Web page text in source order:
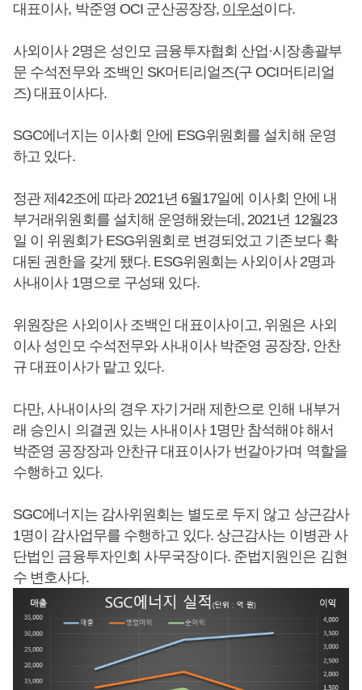
대표이사, 박준영 OCI 군산공장장, 이우성이다.
사외이사 2명은 성인모 금융투자협회 산업·시장총괄부
문 수석전무와 조백인 SK머티리얼즈(구 OCI머티리얼
즈) 대표이사다.
SGC에너지는 이사회 안에 ESG위원회를 설치해 운영
하고 있다.
정관 제42조에 따라 2021년 6월17일에 이사회 안에 내
부거래위원회를 설치해 운영해왔는데, 2021년 12월23
일 이 위원회가 ESG위원회로 변경되었고 기존보다 확
대된 권한을 갖게 됐다. ESG위원회는 사외이사 2명과
사내이사 1명으로 구성돼 있다.
위원장은 사외이사 조백인 대표이사이고, 위원은 사외
이사 성인모 수석전무와 사내이사 박준영 공장장, 안찬
규 대표이사가 맡고 있다.
다만, 사내이사의 경우 자기거래 제한으로 인해 내부거
래 승인시 의결권 있는 사내이사 1명만 참석해야 해서
박준영 공장장과 안찬규 대표이사가 번갈아가며 역할을
수행하고 있다.
SGC에너지는 감사위원회는 별도로 두지 않고 상근감사
1명이 감사업무를 수행하고 있다. 상근감사는 이병관 사
단법인 금융투자인회 사무국장이다. 준법지원인은 김현
수 변호사다.